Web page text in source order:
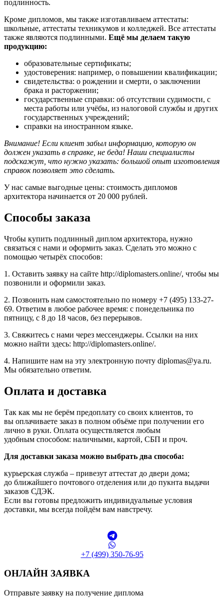
подлинность.
Кроме дипломов, мы также изготавливаем аттестаты:
школьные, аттестаты техникумов и колледжей. Все аттестаты
также являются подлинными. Ещё мы делаем такую
продукцию:
образовательные сертификаты;
удостоверения: например, о повышении квалификации;
свидетельства: о рождении и смерти, о заключении
брака и расторжении;
государственные справки: об отсутствии судимости, с
места работы или учёбы, из налоговой службы и других
государственных учреждений;
справки на иностранном языке.
Внимание! Если клиент забыл информацию, которую он
должен указать в справке, не беда! Наши специалисты
подскажут, что нужно указать: большой опыт изготовления
справок позволяет это сделать.
У нас самые выгодные цены: стоимость дипломов
архитектора начинается от 20 000 рублей.
Способы заказа
Чтобы купить подлинный диплом архитектора, нужно
связаться с нами и оформить заказ. Сделать это можно с
помощью четырёх способов:
1. Оставить заявку на сайте http://diplomasters.online/, чтобы мы
позвонили и оформили заказ.
2. Позвонить нам самостоятельно по номеру +7 (495) 133-27-
69. Ответим в любое рабочее время: с понедельника по
пятницу, с 8 до 18 часов, без перерывов.
3. Свяжитесь с нами через мессенджеры. Ссылки на них
можно найти здесь: http://diplomasters.online/.
4. Напишите нам на эту электронную почту diplomas@ya.ru.
Мы обязательно ответим.
Оплата и доставка
Так как мы не берём предоплату со своих клиентов, то
вы оплачиваете заказ в полном объёме при получении его
лично в руки. Оплата осуществляется любым
удобным способом: наличными, картой, СБП и проч.
Для доставки заказа можно выбрать два способа:
курьерская служба – привезут аттестат до двери дома;
до ближайшего почтового отделения или до пукнта выдачи
заказов СДЭК.
Если вы готовы предложить индивидуальные условия
доставки, мы всегда пойдём вам навстречу.
+7 (499) 350-76-95
ОНЛАЙН ЗАЯВКА
Отправьте заявку на получение диплома